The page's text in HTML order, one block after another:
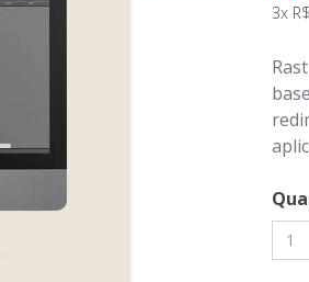
3x